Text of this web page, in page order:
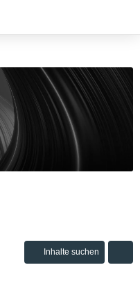
Inhalte suchen